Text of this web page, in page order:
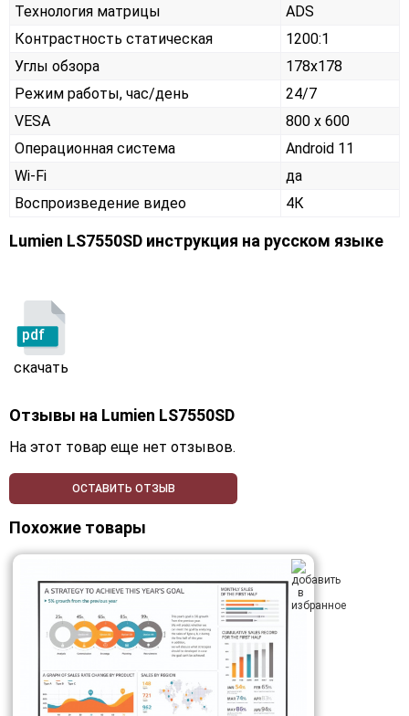
Технология матрицы
ADS
Контрастность статическая
1200:1
Углы обзора
178x178
Режим работы, час/день
24/7
VESA
800 x 600
Операционная система
Android 11
Wi-Fi
да
Воспроизведение видео
4К
Lumien LS7550SD инструкция на русском языке
pdf
скачать
Отзывы на Lumien LS7550SD
На этот товар еще нет отзывов.
ОСТАВИТЬ ОТЗЫВ
Похожие товары